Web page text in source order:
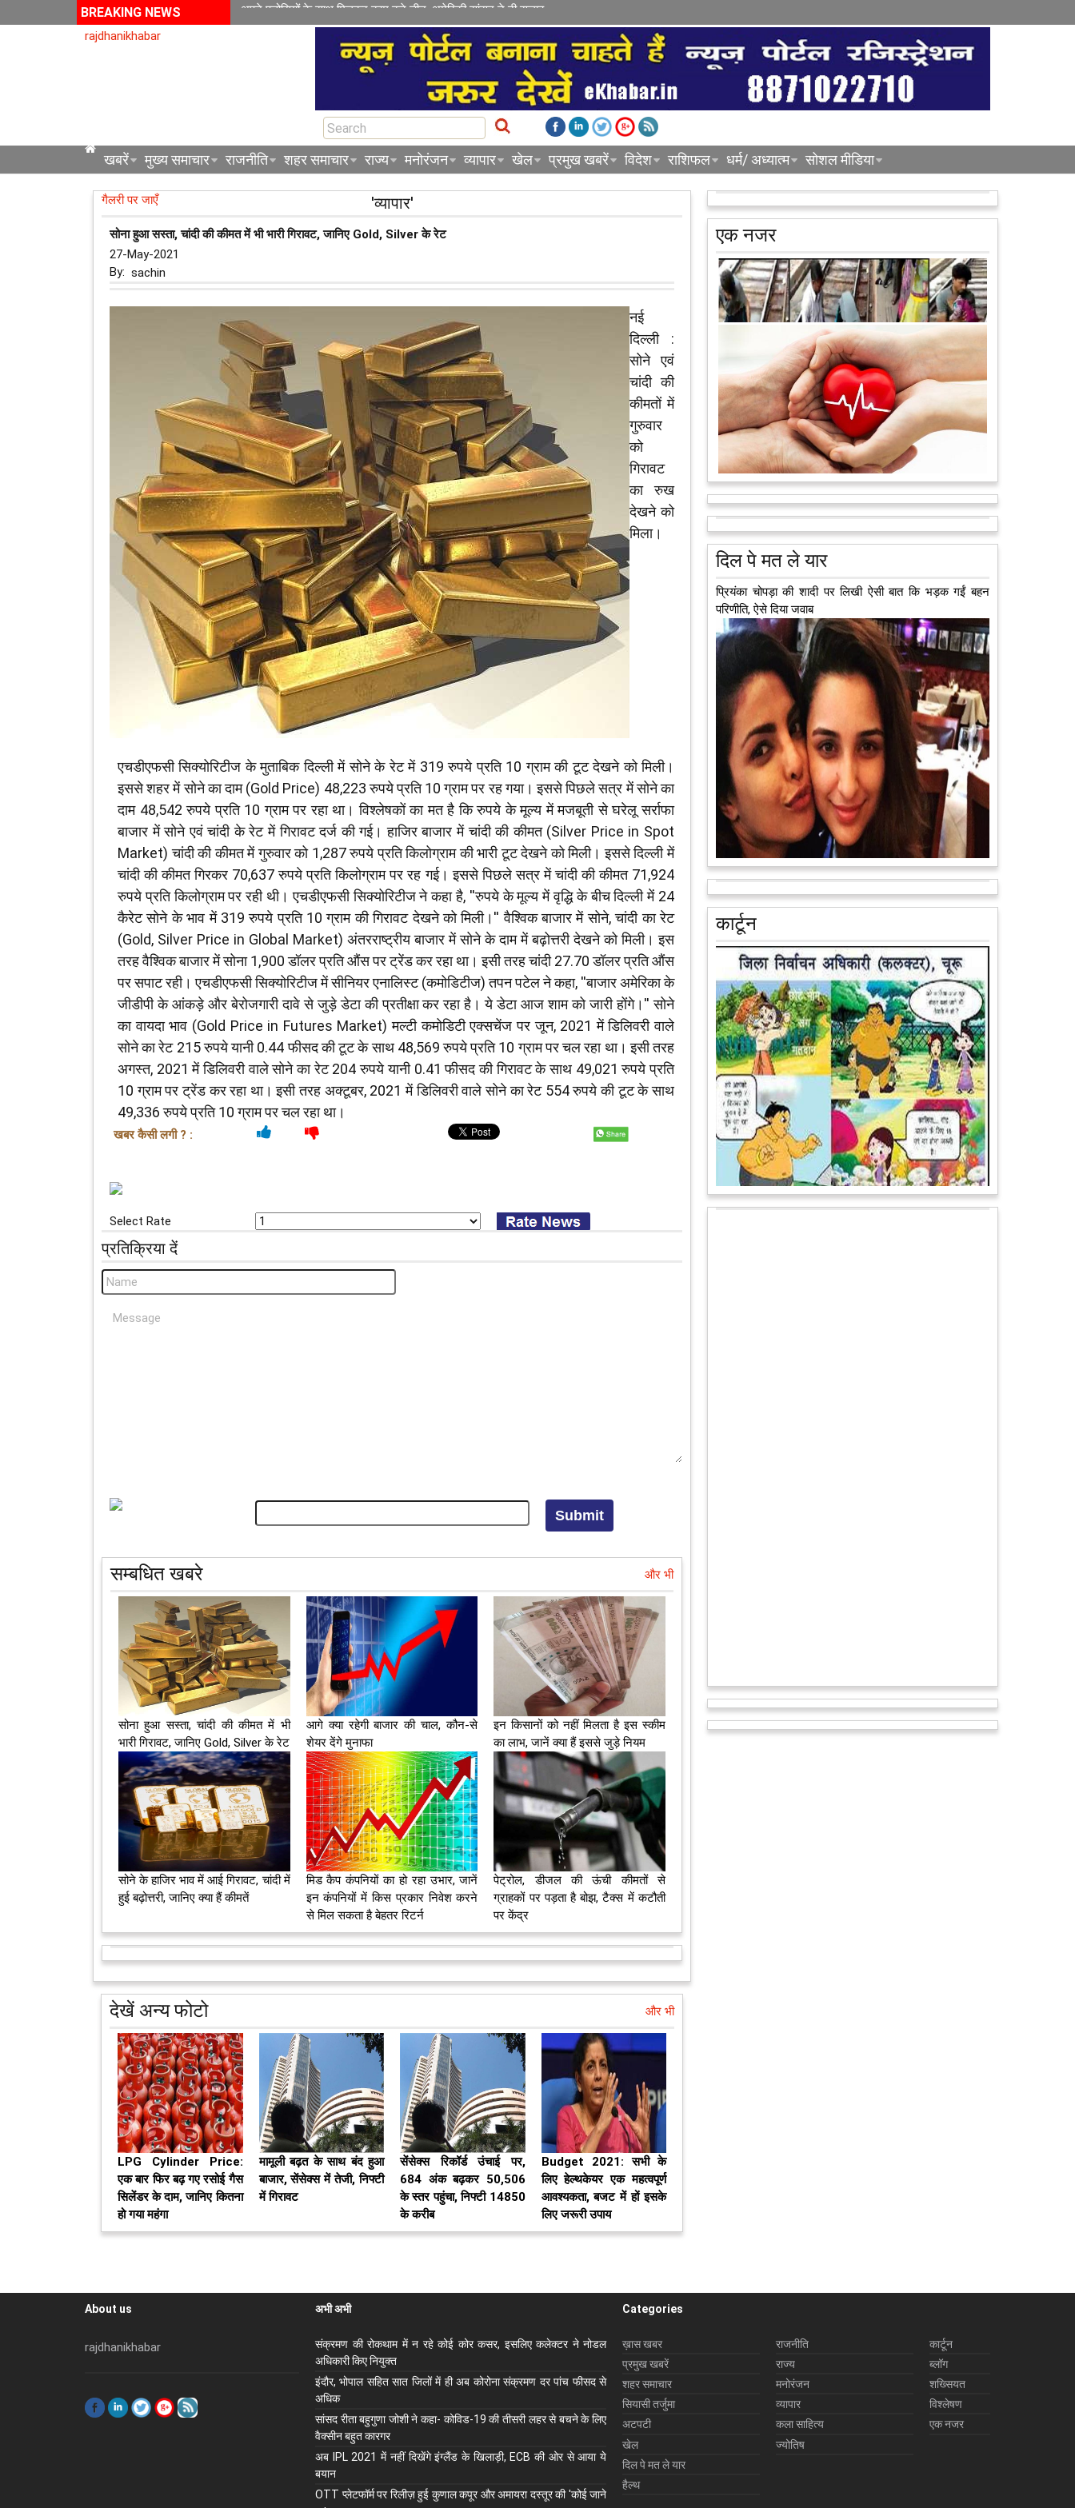
BREAKING NEWS
अपने पड़ोसियों के साथ मिलकर काम करे चीन, अमेरिकी सांसद ने दी सलाह
rajdhanikhabar
खबरें मुख्य समाचार राजनीति शहर समाचार राज्य मनोरंजन व्यापार खेल प्रमुख खबरें विदेश राशिफल धर्म/ अध्यात्म सोशल मीडिया
गैलरी पर जाएँ 'व्यापार'
सोना हुआ सस्ता, चांदी की कीमत में भी भारी गिरावट, जानिए Gold, Silver के रेट
27-May-2021
By: sachin
नई
दिल्ली :
सोने एवं
चांदी की
कीमतों में
गुरुवार
को
गिरावट
का रुख
देखने को
मिला।
एचडीएफसी सिक्योरिटीज के मुताबिक दिल्ली में सोने के रेट में 319 रुपये प्रति 10 ग्राम की टूट देखने को मिली।
इससे शहर में सोने का दाम (Gold Price) 48,223 रुपये प्रति 10 ग्राम पर रह गया। इससे पिछले सत्र में सोने का
दाम 48,542 रुपये प्रति 10 ग्राम पर रहा था। विश्लेषकों का मत है कि रुपये के मूल्य में मजबूती से घरेलू सर्राफा
बाजार में सोने एवं चांदी के रेट में गिरावट दर्ज की गई। हाजिर बाजार में चांदी की कीमत (Silver Price in Spot
Market) चांदी की कीमत में गुरुवार को 1,287 रुपये प्रति किलोग्राम की भारी टूट देखने को मिली। इससे दिल्ली में
चांदी की कीमत गिरकर 70,637 रुपये प्रति किलोग्राम पर रह गई। इससे पिछले सत्र में चांदी की कीमत 71,924
रुपये प्रति किलोग्राम पर रही थी। एचडीएफसी सिक्योरिटीज ने कहा है, ''रुपये के मूल्य में वृद्धि के बीच दिल्ली में 24
कैरेट सोने के भाव में 319 रुपये प्रति 10 ग्राम की गिरावट देखने को मिली।'' वैश्विक बाजार में सोने, चांदी का रेट
(Gold, Silver Price in Global Market) अंतरराष्ट्रीय बाजार में सोने के दाम में बढ़ोत्तरी देखने को मिली। इस
तरह वैश्विक बाजार में सोना 1,900 डॉलर प्रति औंस पर ट्रेंड कर रहा था। इसी तरह चांदी 27.70 डॉलर प्रति औंस
पर सपाट रही। एचडीएफसी सिक्योरिटीज में सीनियर एनालिस्ट (कमोडिटीज) तपन पटेल ने कहा, ''बाजार अमेरिका के
जीडीपी के आंकड़े और बेरोजगारी दावे से जुड़े डेटा की प्रतीक्षा कर रहा है। ये डेटा आज शाम को जारी होंगे।'' सोने
का वायदा भाव (Gold Price in Futures Market) मल्टी कमोडिटी एक्सचेंज पर जून, 2021 में डिलिवरी वाले
सोने का रेट 215 रुपये यानी 0.44 फीसद की टूट के साथ 48,569 रुपये प्रति 10 ग्राम पर चल रहा था। इसी तरह
अगस्त, 2021 में डिलिवरी वाले सोने का रेट 204 रुपये यानी 0.41 फीसद की गिरावट के साथ 49,021 रुपये प्रति
10 ग्राम पर ट्रेंड कर रहा था। इसी तरह अक्टूबर, 2021 में डिलिवरी वाले सोने का रेट 554 रुपये की टूट के साथ
49,336 रुपये प्रति 10 ग्राम पर चल रहा था।
खबर कैसी लगी ? :
Select Rate
प्रतिक्रिया दें
सम्बधित खबरे और भी
सोना हुआ सस्ता, चांदी की कीमत में भी
भारी गिरावट, जानिए Gold, Silver के रेट
आगे क्या रहेगी बाजार की चाल, कौन-से
शेयर देंगे मुनाफा
इन किसानों को नहीं मिलता है इस स्कीम
का लाभ, जानें क्या हैं इससे जुड़े नियम
सोने के हाजिर भाव में आई गिरावट, चांदी में
हुई बढ़ोत्तरी, जानिए क्या हैं कीमतें
मिड कैप कंपनियों का हो रहा उभार, जानें
इन कंपनियों में किस प्रकार निवेश करने
से मिल सकता है बेहतर रिटर्न
पेट्रोल, डीजल की ऊंची कीमतों से
ग्राहकों पर पड़ता है बोझ, टैक्स में कटौती
पर केंद्र
देखें अन्य फोटो और भी
LPG Cylinder Price:
एक बार फिर बढ़ गए रसोई गैस
सिलेंडर के दाम, जानिए कितना
हो गया महंगा
मामूली बढ़त के साथ बंद हुआ
बाजार, सेंसेक्स में तेजी, निफ्टी
में गिरावट
सेंसेक्स रिकॉर्ड उंचाई पर,
684 अंक बढ़कर 50,506
के स्तर पहुंचा, निफ्टी 14850
के करीब
Budget 2021: सभी के
लिए हेल्थकेयर एक महत्वपूर्ण
आवश्यकता, बजट में हों इसके
लिए जरूरी उपाय
एक नजर
मरते-मरते भी तीन लोगों को नई जिंदगी दे गई 13 वर्षीय लड़की
कुछ लोग मौत जैसी खौफनाक हकीकत को भी खूबसूरत मोड़ दे
जाते हैं। वह मरने के बाद भी इस धरती पर अपने आप को जीवित
छोड़ ज़ाते हैं। दुनिया को अलविदा कह चुकी 13... आगे पढ़ें
अब एक आइडिया बदलेगा हिमाचल के युवाओं की किस्मत, जानिए
हमीरपुर में अब एक आइडिया युवाओं की किस्मत बदलने जा रहा है।
भारत सरकार के स्टार्टअप मिशन के तहत सबंधित टीम मोबाइल
वैन के जरिए पूरे देश के कोने-कोने मे... आगे पढ़ें
आरक्षण के विरोध में राजा भैया बोले, प्रमोशन का आधार गुणवत्ता
और वरिष्ठता हो, जाति नहीं
प्रतापगढ़ के कुंडा से बाहुबली विधायक रघुराज प्रताप सिंह उर्फ
राजा भैया ने शुक्रवार को लखनऊ में प्रेस कांफ्रेंस कर नई
राजनीतिक पार्टी बनाने की आधिकारिक... आगे पढ़ें
पेट पकड़ कर हंसने पर मजबूर हो जायेंगे आप जानवरों की ये अदाएं
देखकर
कल्पना कीजिये उस दृश्य की, जिसमें कोई गिलहरी किसी मेंढक के
साथ लिप-लॉक कर रही हो। गिलहरी झूला झूल रही हो। आगे पढ़ें
दिल पे मत ले यार
प्रियंका चोपड़ा की शादी पर लिखी ऐसी बात कि भड़क गईं बहन
परिणीति, ऐसे दिया जवाब
कार्टून
About us
rajdhanikhabar
अभी अभी
संक्रमण की रोकथाम में न रहे कोई कोर कसर, इसलिए कलेक्‍टर ने नोडल
अधिकारी किए नियुक्‍त
इंदौर, भोपाल सहित सात जिलों में ही अब कोरोना संक्रमण दर पांच फीसद से
अधिक
सांसद रीता बहुगुणा जोशी ने कहा- कोविड-19 की तीसरी लहर से बचने के लिए
वैक्सीन बहुत कारगर
अब IPL 2021 में नहीं दिखेंगे इंग्लैंड के खिलाड़ी, ECB की ओर से आया ये
बयान
OTT प्लेटफॉर्म पर रिलीज़ हुई कुणाल कपूर और अमायरा दस्तूर की 'कोई जाने
Categories
ख़ास खबर
प्रमुख खबरें
शहर समाचार
सियासी तर्जुमा
अटपटी
खेल
दिल पे मत ले यार
हैल्थ
राजनीति
राज्य
मनोरंजन
व्यापार
कला साहित्य
ज्योतिष
कार्टून
ब्लॉग
शख्सियत
विश्लेषण
एक नजर